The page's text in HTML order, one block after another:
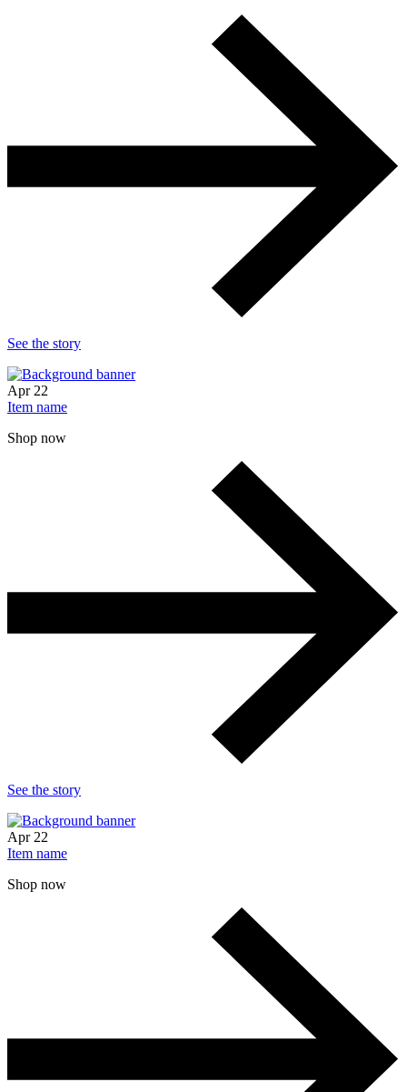
See the story
Apr 22
Item name
Shop now
See the story
Apr 22
Item name
Shop now